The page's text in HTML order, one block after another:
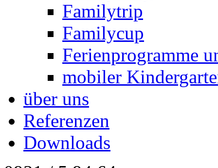
Familytrip
Familycup
Ferienprogramme
mobiler
über uns
Referenzen
Downloads